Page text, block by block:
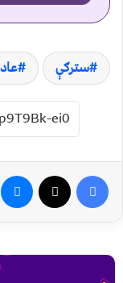
سترګې